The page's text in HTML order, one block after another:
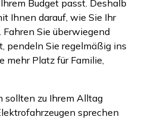
Budget passt. Deshalb
Ihnen darauf, wie Sie Ihr
Sie überwiegend
pendeln Sie regelmäßig ins
mehr Platz für Familie,
sollten zu Ihrem Alltag
sprechen